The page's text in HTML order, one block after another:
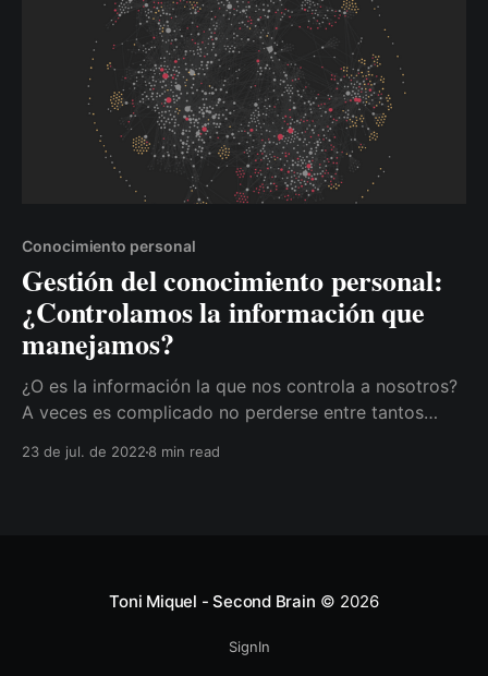
Conocimiento personal
Gestión del conocimiento personal:
¿Controlamos la información que
manejamos?
¿O es la información la que nos controla a nosotros?
A veces es complicado no perderse entre tantos
23 de jul. de 2022 8 min read
Toni Miquel - Second Brain © 2026
SignIn